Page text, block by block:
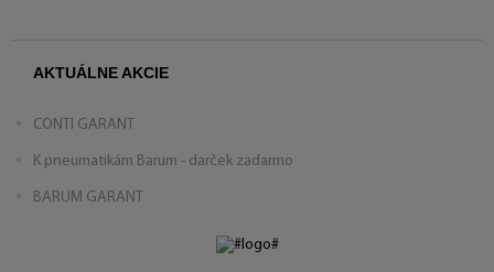
AKTUÁLNE AKCIE
CONTI GARANT
K pneumatikám Barum - darček zadarmo
BARUM GARANT